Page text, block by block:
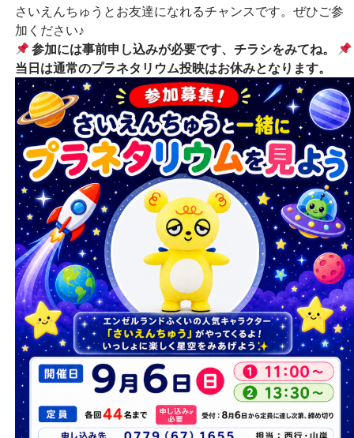
さいえんちゅうとお友達になれるチャンスです。ぜひご参
加ください♪
参加には事前申し込みが必要です、チラシをみてね。
当日は通常のプラネタリウム投映はお休みとなります。